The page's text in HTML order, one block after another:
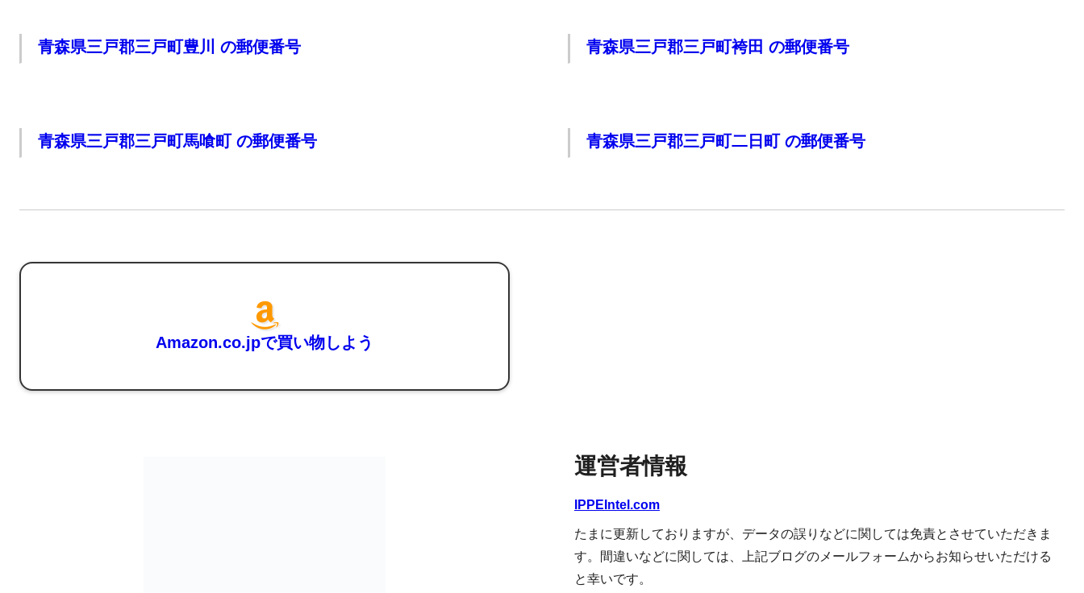
青森県三戸郡三戸町豊川 の郵便番号 青森県三戸郡三戸町袴田 の郵便番号
青森県三戸郡三戸町馬喰町 の郵便番号 青森県三戸郡三戸町二日町 の郵便番号
Amazon.co.jpで買い物しよう
運営者情報
IPPEIntel.com
たまに更新しておりますが、データの誤りなどに関しては免責とさせていただきま
す。間違いなどに関しては、上記ブログのメールフォームからお知らせいただける
と幸いです。